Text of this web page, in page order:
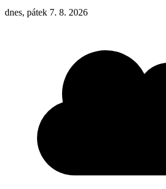
dnes, pátek 7. 8. 2026